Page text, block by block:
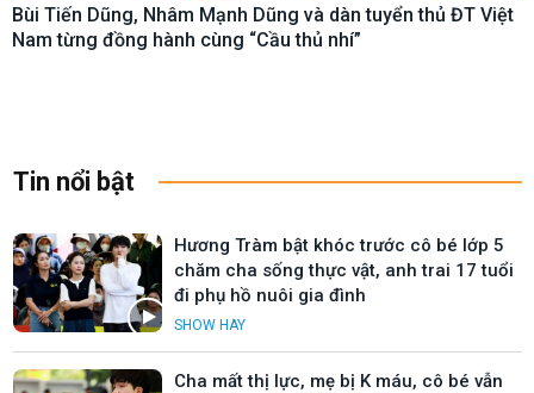
Bùi Tiến Dũng, Nhâm Mạnh Dũng và dàn tuyển thủ ĐT Việt
Nam từng đồng hành cùng “Cầu thủ nhí”
Tin nổi bật
Hương Tràm bật khóc trước cô bé lớp 5
chăm cha sống thực vật, anh trai 17 tuổi
đi phụ hồ nuôi gia đình
SHOW HAY
Cha mất thị lực, mẹ bị K máu, cô bé vẫn